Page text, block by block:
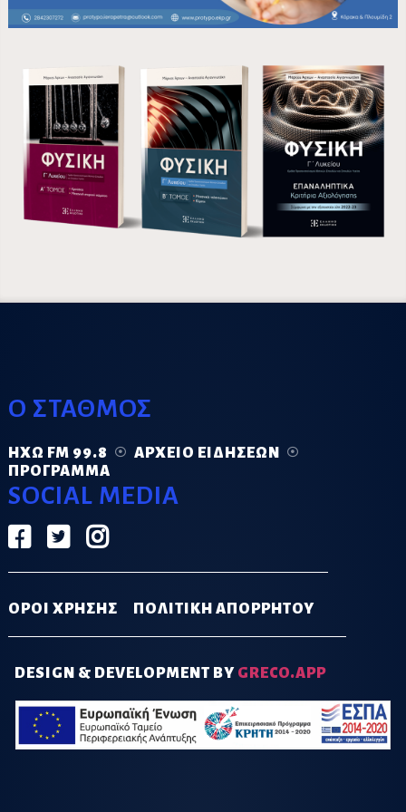
Ο ΣΤΑΘΜΟΣ
ΗΧΏ FM 99.8
ΑΡΧΕΊΟ ΕΙΔΉΣΕΩΝ
ΠΡΌΓΡΑΜΜΑ
SOCIAL MEDIA
ΟΡΟΙ ΧΡΗΣΗΣ ΠΟΛΙΤΙΚΗ ΑΠΟΡΡΗΤΟΥ
DESIGN & DEVELOPMENT BY GRECO.APP